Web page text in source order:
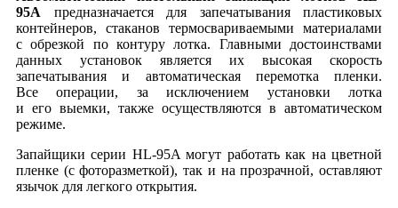
95А предназначается для запечатывания пластиковых
контейнеров, стаканов термосвариваемыми материалами
с обрезкой по контуру лотка. Главными достоинствами
данных установок является их высокая скорость
запечатывания и автоматическая перемотка пленки.
Все операции, за исключением установки лотка
и его выемки, также осуществляются в автоматическом
режиме.
Запайщики серии HL-95A могут работать как на цветной
пленке (с фоторазметкой), так и на прозрачной, оставляют
язычок для легкого открытия.